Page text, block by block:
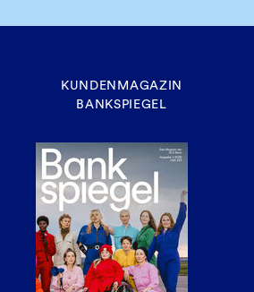
KUNDENMAGAZIN
BANKSPIEGEL